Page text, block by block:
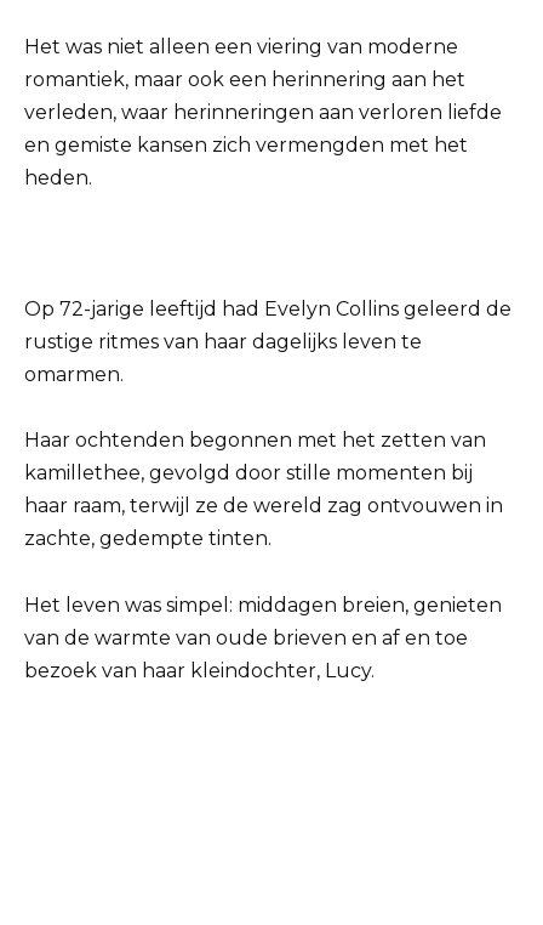
Het was niet alleen een viering van moderne
romantiek, maar ook een herinnering aan het
verleden, waar herinneringen aan verloren liefde
en gemiste kansen zich vermengden met het
heden.
Op 72-jarige leeftijd had Evelyn Collins geleerd de
rustige ritmes van haar dagelijks leven te
omarmen.
Haar ochtenden begonnen met het zetten van
kamillethee, gevolgd door stille momenten bij
haar raam, terwijl ze de wereld zag ontvouwen in
zachte, gedempte tinten.
Het leven was simpel: middagen breien, genieten
van de warmte van oude brieven en af en toe
bezoek van haar kleindochter, Lucy.